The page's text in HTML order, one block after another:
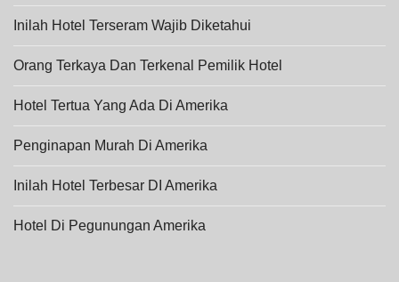
Inilah Hotel Terseram Wajib Diketahui
Orang Terkaya Dan Terkenal Pemilik Hotel
Hotel Tertua Yang Ada Di Amerika
Penginapan Murah Di Amerika
Inilah Hotel Terbesar DI Amerika
Hotel Di Pegunungan Amerika